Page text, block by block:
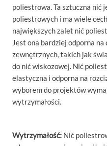
poliestrowa. Ta sztuczna nić
poliestrowych i ma wiele
największych zalet nić
Jest ona bardziej odporna na
zewnętrznych, takich jak
do nić wiskozowej. Nić
elastyczna i odporna na
wyborem do projektów
wytrzymałości.
Wytrzymałość: Nić